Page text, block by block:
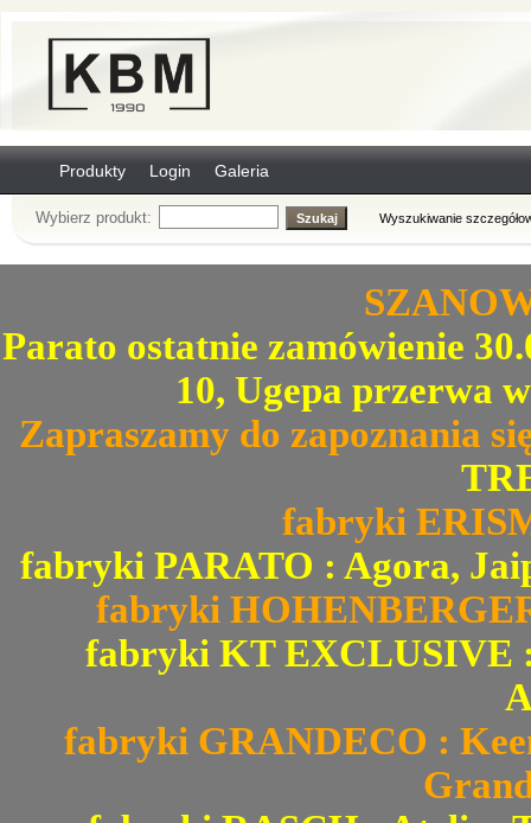
Produkty Login Galeria
Wybierz produkt: Wyszukiwanie
Parato ostatnie zamówienie
10, Ugepa przerwa
Zapraszamy do zapoznania
fabryki
fabryki PARATO : Agora,
fabryki
fabryki KT EXCLUSIVE
fabryki GRANDECO :